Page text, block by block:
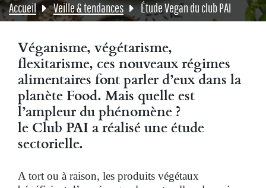
Accueil Veille & tendances Étude Vegan du club PAI
Véganisme, végétarisme,
flexitarisme, ces nouveaux régimes
alimentaires font parler d’eux dans la
planète Food. Mais quelle est
l’ampleur du phénomène ?
le Club PAI a réalisé une étude
sectorielle.
A tort ou à raison, les produits végétaux